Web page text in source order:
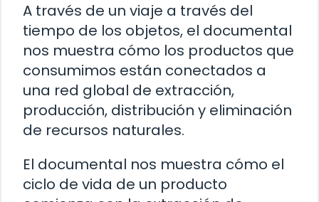
A través de un viaje a través del
tiempo de los objetos, el documental
nos muestra cómo los productos que
consumimos están conectados a
una red global de extracción,
producción, distribución y eliminación
de recursos naturales.
El documental nos muestra cómo el
ciclo de vida de un producto